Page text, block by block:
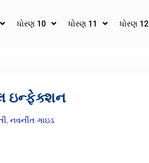
ધોરણ 10 ધોરણ 11 ધોરણ 12
ઇન્ફેક્શન
, નવનીત ગાઇડ